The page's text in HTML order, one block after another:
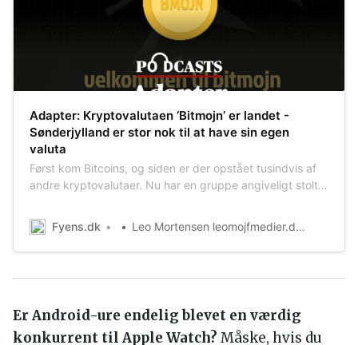
Adapter: Kryptovalutaen ‘Bitmojn’ er landet -
Sønderjylland er stor nok til at have sin egen
valuta
Først kom Bitcoins, og siden er der opstået tusindvis af
andre kryptovalutaer. Nu har en gruppe angiveligt stolte,
ved navn Bitmojn. Og mønten repræsenterer mere end
bare en joke, vurderer eksperter.
Fyens.dk Leo Mortensen leomojfmedier.dk, Janus Fabricius Nielsen
Er Android-ure endelig blevet en værdig
konkurrent til Apple Watch? Måske, hvis du